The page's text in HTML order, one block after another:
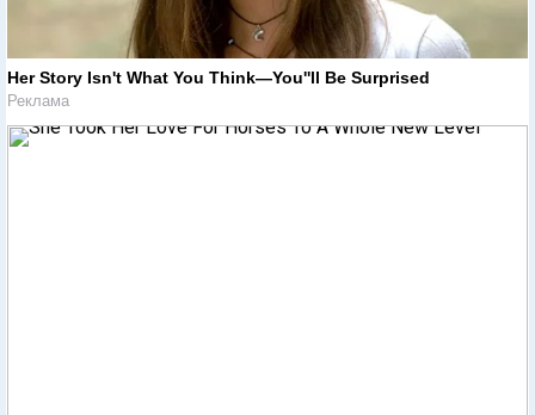
Her Story Isn't What You Think—You''ll Be Surprised
Реклама